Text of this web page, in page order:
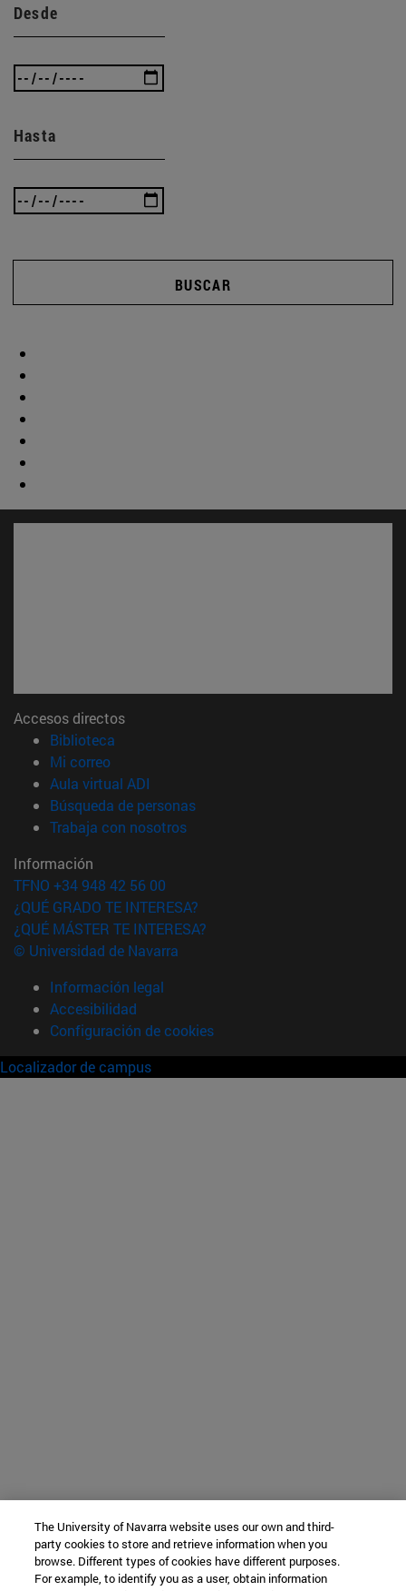
Desde
Hasta
BUSCAR
Accesos directos
Biblioteca
Mi correo(abre en nueva ventana)
Aula virtual ADI
Búsqueda de personas(abre en nueva ventana)
Trabaja con nosotros(abre en nueva ventana)
Información
TFNO +34 948 42 56 00
¿QUÉ GRADO TE INTERESA?
¿QUÉ MÁSTER TE INTERESA?
© Universidad de Navarra
Información legal
Accesibilidad
Configuración de cookies
Localizador de campus
The University of Navarra website uses our own and third-
party cookies to store and retrieve information when you
browse. Different types of cookies have different purposes.
For example, to identify you as a user, obtain information